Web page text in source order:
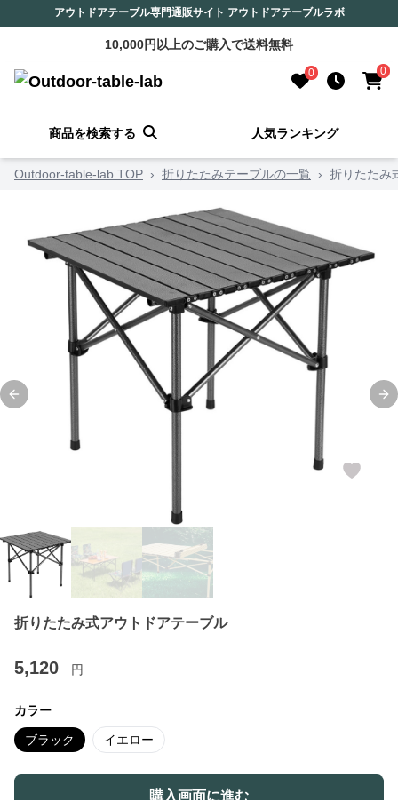
アウトドアテーブル専門通販サイト アウトドアテーブルラボ
10,000円以上のご購入で送料無料
0 0
商品を検索する 人気ランキング
Outdoor-table-lab TOP › 折りたたみテーブルの一覧 › 折りたたみ
Previous slide
折りたたみ式アウトドアテーブル
5,120 円
カラー
ブラック イエロー
購入画面に進む